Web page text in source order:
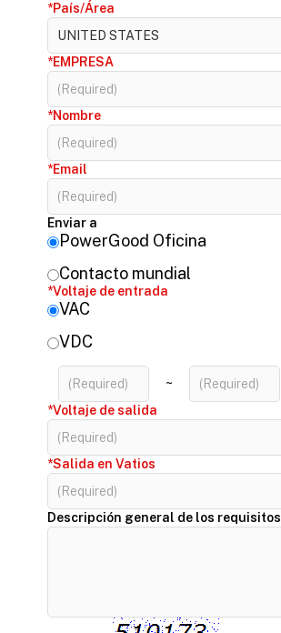
*País/Área
*EMPRESA
*Nombre
*Email
Enviar a
PowerGood Oficina
Contacto mundial
*Voltaje de entrada
VAC
VDC
~
*Voltaje de salida
*Salida en Vatios
Descripción general de los requisitos